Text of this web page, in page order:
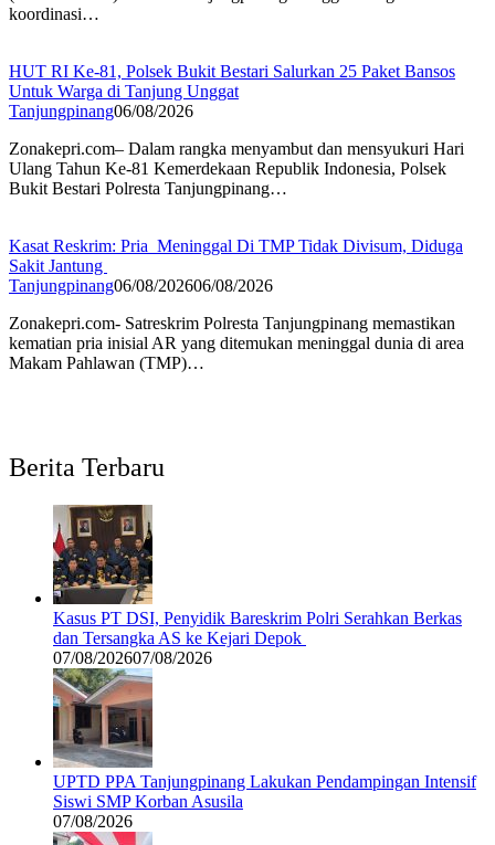
koordinasi…
HUT RI Ke-81, Polsek Bukit Bestari Salurkan 25 Paket Bansos
Untuk Warga di Tanjung Unggat
Tanjungpinang06/08/2026
Zonakepri.com– Dalam rangka menyambut dan mensyukuri Hari
Ulang Tahun Ke-81 Kemerdekaan Republik Indonesia, Polsek
Bukit Bestari Polresta Tanjungpinang…
Kasat Reskrim: Pria Meninggal Di TMP Tidak Divisum, Diduga
Sakit Jantung
Tanjungpinang06/08/202606/08/2026
Zonakepri.com- Satreskrim Polresta Tanjungpinang memastikan
kematian pria inisial AR yang ditemukan meninggal dunia di area
Makam Pahlawan (TMP)…
Berita Terbaru
Kasus PT DSI, Penyidik Bareskrim Polri Serahkan Berkas
dan Tersangka AS ke Kejari Depok
07/08/202607/08/2026
UPTD PPA Tanjungpinang Lakukan Pendampingan Intensif
Siswi SMP Korban Asusila
07/08/2026